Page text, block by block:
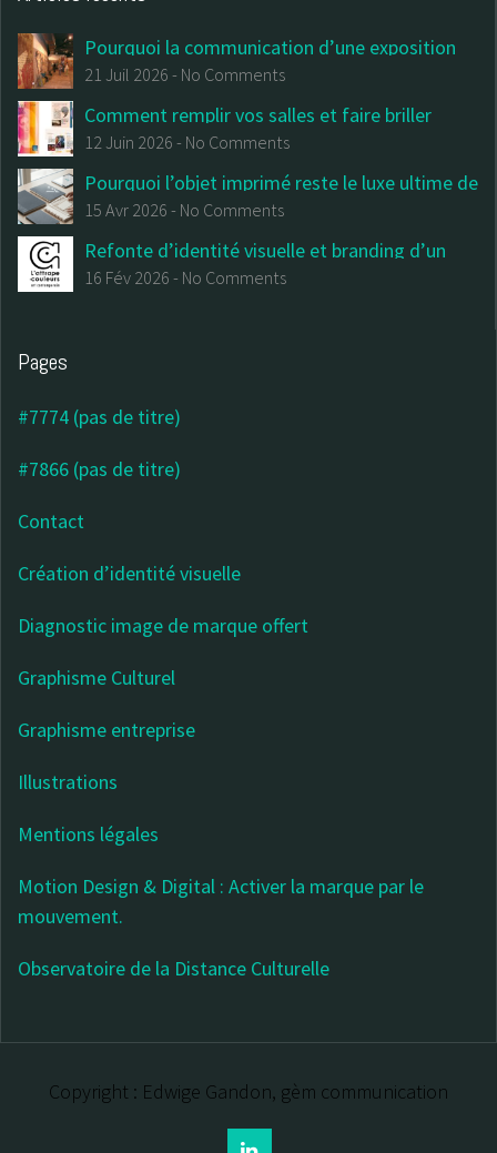
Pourquoi la communication d’une exposition
commence avant la première salle
21 Juil 2026 - No Comments
Comment remplir vos salles et faire briller
votre institution : Le (vrai) guide du design
culturel et de la billetterie
12 Juin 2026 - No Comments
Pourquoi l’objet imprimé reste le luxe ultime de
votre communication institutionnelle
15 Avr 2026 - No Comments
Refonte d’identité visuelle et branding d’un
centre d’art contemporain
16 Fév 2026 - No Comments
Pages
#7774 (pas de titre)
#7866 (pas de titre)
Contact
Création d’identité visuelle
Diagnostic image de marque offert
Graphisme Culturel
Graphisme entreprise
Illustrations
Mentions légales
Motion Design & Digital : Activer la marque par le
mouvement.
Observatoire de la Distance Culturelle
Copyright : Edwige Gandon, gèm communication